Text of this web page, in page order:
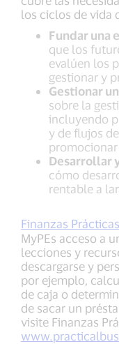
los ciclos de vida
Fundar una
que los
evalúen los
gestionar y
Gestionar
sobre la
incluyendo
y de flujos
Desarrollar
cómo
rentable a
Finanzas
MyPEs acceso a
lecciones y
descargarse y
por ejemplo,
de caja o
de sacar un
visite Finanzas